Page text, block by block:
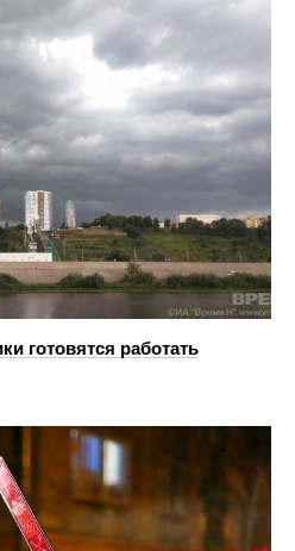
готовятся работать